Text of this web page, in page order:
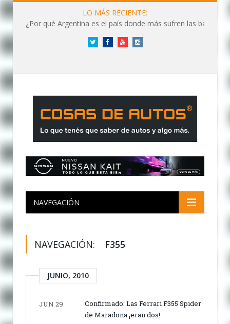
LO MÁS RECIENTE:
¿Por qué Argentina es el país donde más sufren las baterías?
Twitter FacebookYouTubeInstagram
NAVEGACIÓN
NAVEGACIÓN: F355
JUNIO, 2010
JUN 29
Confirmado: Las Ferrari F355 Spider
de Maradona ¡eran dos!